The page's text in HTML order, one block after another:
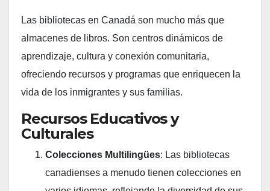
Las bibliotecas en Canadá son mucho más que
almacenes de libros. Son centros dinámicos de
aprendizaje, cultura y conexión comunitaria,
ofreciendo recursos y programas que enriquecen la
vida de los inmigrantes y sus familias.
Recursos Educativos y
Culturales
Colecciones Multilingües: Las bibliotecas
canadienses a menudo tienen colecciones en